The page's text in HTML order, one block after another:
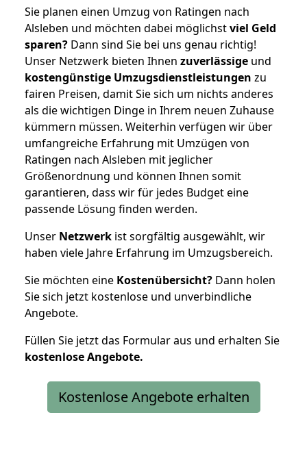
Sie planen einen Umzug von Ratingen nach
Alsleben und möchten dabei möglichstviel Geld
sparen? Dann sind Sie bei uns genau richtig!
Unser Netzwerk bieten Ihnen zuverlässige und
kostengünstige Umzugsdienstleistungen zu
fairen Preisen, damit Sie sich um nichts anderes
als die wichtigen Dinge in Ihrem neuen Zuhause
kümmern müssen. Weiterhin verfügen wir über
umfangreiche Erfahrung mit Umzügen von
Ratingen nach Alsleben mit jeglicher
Größenordnung und können Ihnen somit
garantieren, dass wir für jedes Budget eine
passende Lösung finden werden.
Unser Netzwerk ist sorgfältig ausgewählt, wir
haben viele Jahre Erfahrung im Umzugsbereich.
Sie möchten eine Kostenübersicht? Dann holen
Sie sich jetzt kostenlose und unverbindliche
Angebote.
Füllen Sie jetzt das Formular aus und erhalten Sie
kostenloseAngebote.
Kostenlose Angebote erhalten